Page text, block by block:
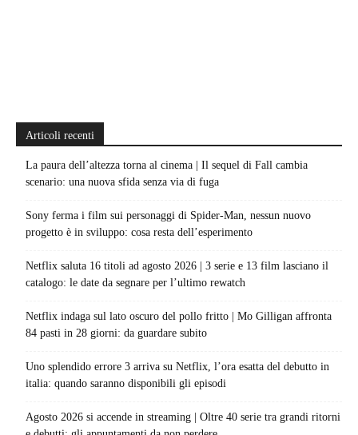
Articoli recenti
La paura dell’altezza torna al cinema | Il sequel di Fall cambia
scenario: una nuova sfida senza via di fuga
Sony ferma i film sui personaggi di Spider-Man, nessun nuovo
progetto è in sviluppo: cosa resta dell’esperimento
Netflix saluta 16 titoli ad agosto 2026 | 3 serie e 13 film lasciano il
catalogo: le date da segnare per l’ultimo rewatch
Netflix indaga sul lato oscuro del pollo fritto | Mo Gilligan affronta
84 pasti in 28 giorni: da guardare subito
Uno splendido errore 3 arriva su Netflix, l’ora esatta del debutto in
italia: quando saranno disponibili gli episodi
Agosto 2026 si accende in streaming | Oltre 40 serie tra grandi ritorni